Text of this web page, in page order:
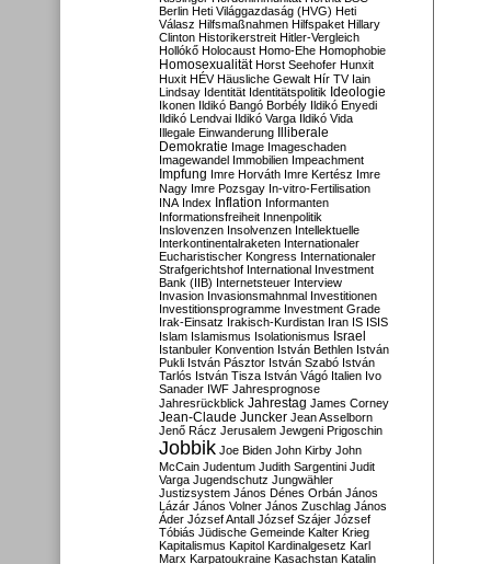
Berlin Heti Világgazdaság (HVG) Heti
Válasz Hilfsmaßnahmen Hilfspaket Hillary
Clinton Historikerstreit Hitler-Vergleich
Hollókő Holocaust Homo-Ehe Homophobie
Homosexualität Horst Seehofer Hunxit
Huxit HÉV Häusliche Gewalt Hír TV Iain
Lindsay Identität Identitätspolitik Ideologie
Ikonen Ildikó Bangó Borbély Ildikó Enyedi
Ildikó Lendvai Ildikó Varga Ildikó Vida
Illegale Einwanderung Illiberale
Demokratie Image Imageschaden
Imagewandel Immobilien Impeachment
Impfung Imre Horváth Imre Kertész Imre
Nagy Imre Pozsgay In-vitro-Fertilisation
INA Index Inflation Informanten
Informationsfreiheit Innenpolitik
Inslovenzen Insolvenzen Intellektuelle
Interkontinentalraketen Internationaler
Eucharistischer Kongress Internationaler
Strafgerichtshof International Investment
Bank (IIB) Internetsteuer Interview
Invasion Invasionsmahnmal Investitionen
Investitionsprogramme Investment Grade
Irak-Einsatz Irakisch-Kurdistan Iran IS ISIS
Islam Islamismus Isolationismus Israel
Istanbuler Konvention István Bethlen István
Pukli István Pásztor István Szabó István
Tarlós István Tisza István Vágó Italien Ivo
Sanader IWF Jahresprognose
Jahresrückblick Jahrestag James Corney
Jean-Claude Juncker Jean Asselborn
Jenő Rácz Jerusalem Jewgeni Prigoschin
Jobbik Joe Biden John Kirby John
McCain Judentum Judith Sargentini Judit
Varga Jugendschutz Jungwähler
Justizsystem János Dénes Orbán János
Lázár János Volner János Zuschlag János
Áder József Antall József Szájer József
Tóbiás Jüdische Gemeinde Kalter Krieg
Kapitalismus Kapitol Kardinalgesetz Karl
Marx Karpatoukraine Kasachstan Katalin